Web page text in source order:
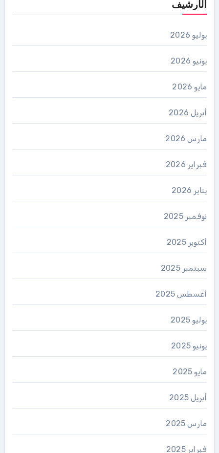
الأرشيف
يوليو 2026
يونيو 2026
مايو 2026
أبريل 2026
مارس 2026
فبراير 2026
يناير 2026
نوفمبر 2025
أكتوبر 2025
سبتمبر 2025
أغسطس 2025
يوليو 2025
يونيو 2025
مايو 2025
أبريل 2025
مارس 2025
فبراير 2025